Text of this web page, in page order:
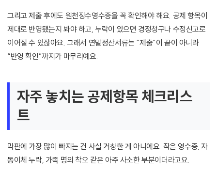
그리고 제출 후에도 원천징수영수증을 꼭 확인해야 해요. 공제 항목이
제대로 반영됐는지 봐야 하고, 누락이 있으면 경정청구나 수정신고로
이어질 수 있잖아요. 그래서 연말정산서류는 “제출”이 끝이 아니라
“반영 확인”까지가 마무리예요.
자주 놓치는 공제항목 체크리스
트
막판에 가장 많이 빠지는 건 사실 거창한 게 아니에요. 작은 영수증, 자
동이체 누락, 가족 명의 착오 같은 아주 사소한 부분이더라고요.